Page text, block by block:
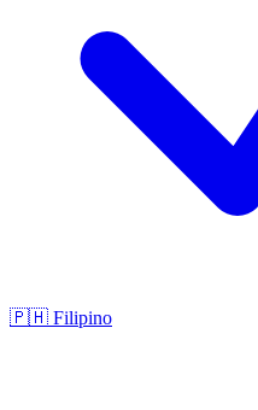
🇵🇭 Filipino